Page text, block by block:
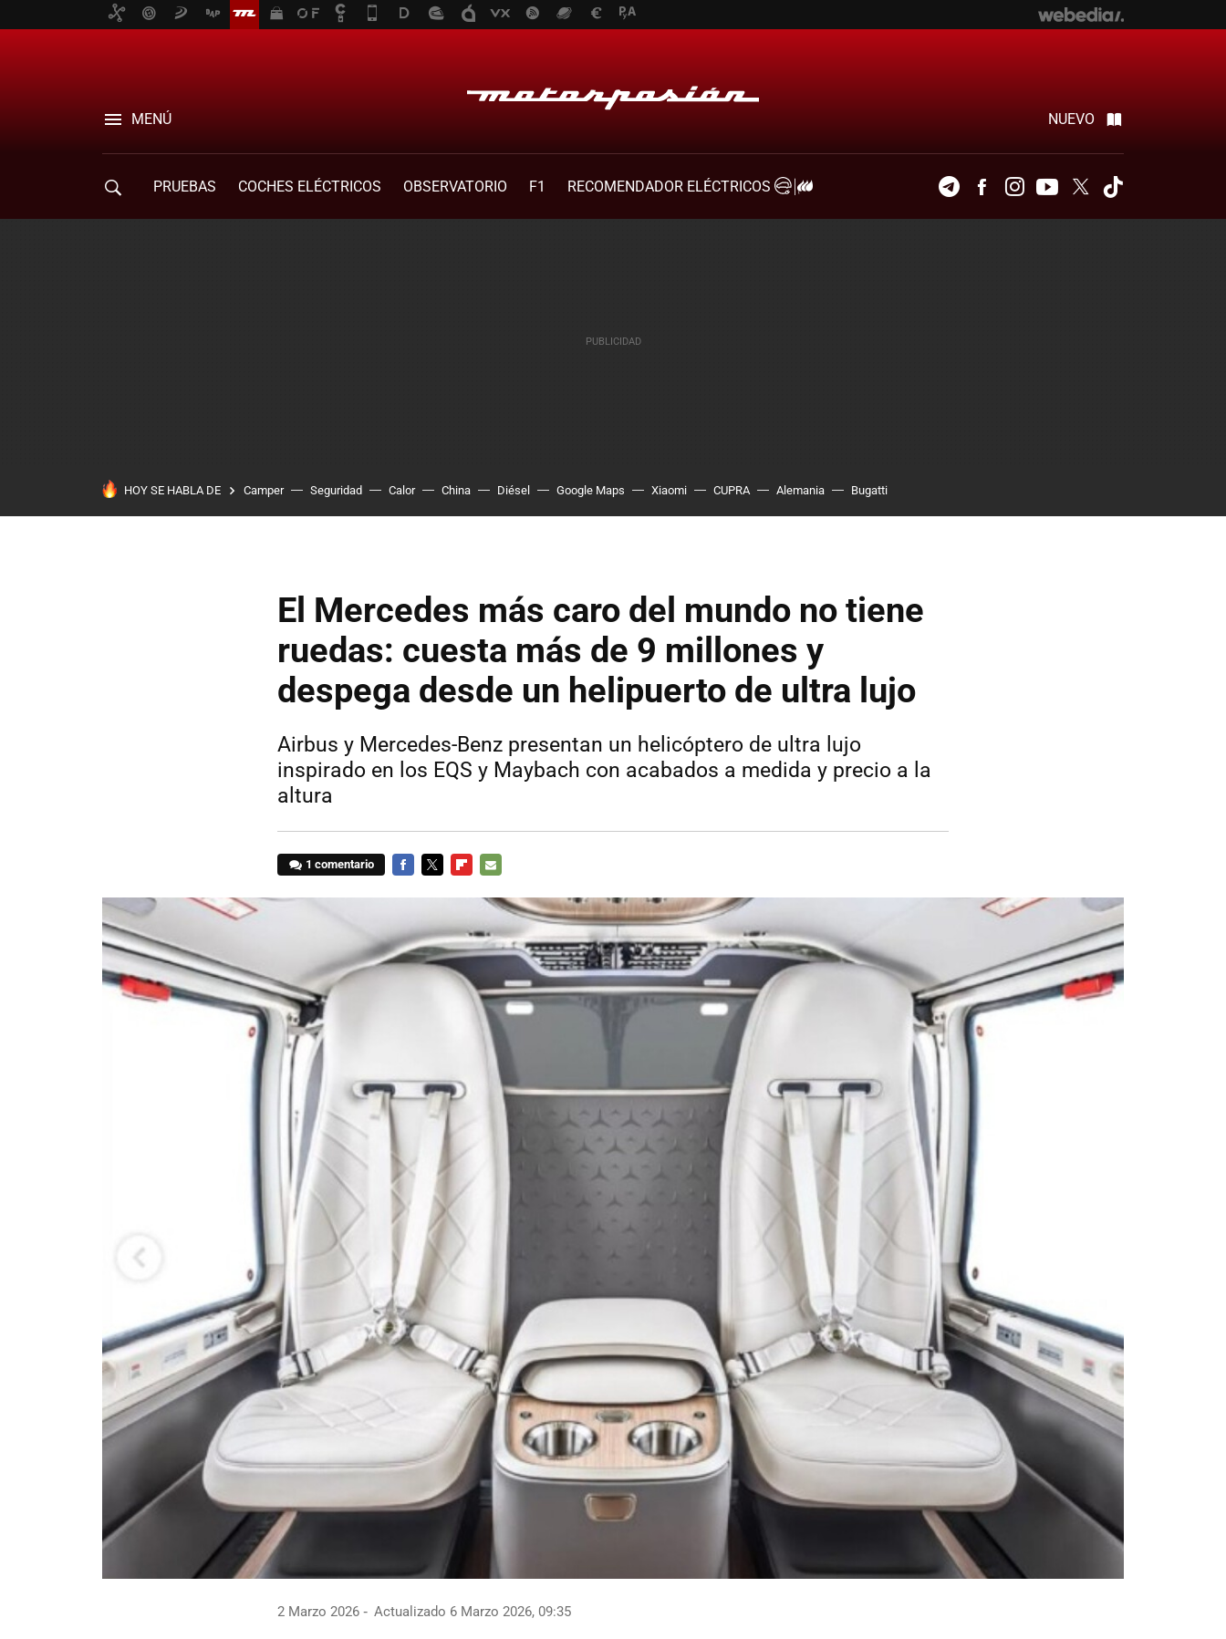
MENÚ NUEVO
PRUEBAS COCHES ELÉCTRICOS OBSERVATORIO F1
RECOMENDADOR ELÉCTRICOS
TelegramFacebookInstagramYoutubeTwitter
HOY SE HABLA DE Camper Seguridad Calor China Diésel Google Maps Xiaomi CUPRA Alemania Bugatti
El Mercedes más caro del mundo no tiene
ruedas: cuesta más de 9 millones y
despega desde un helipuerto de ultra lujo
Airbus y Mercedes-Benz presentan un helicóptero de ultra lujo
inspirado en los EQS y Maybach con acabados a medida y precio a la
altura
1 comentario
MAIL
2 Marzo 2026 Actualizado 6 Marzo 2026, 09:35